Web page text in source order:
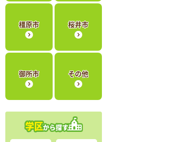
橿原市 桜井市
御所市 その他